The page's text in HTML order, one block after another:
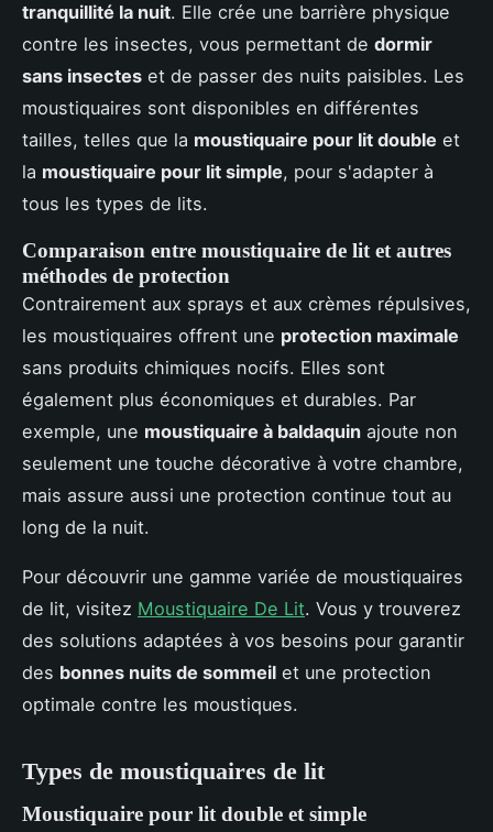
tranquillité la nuit. Elle crée une barrière physique
contre les insectes, vous permettant de dormir
sans insectes et de passer des nuits paisibles. Les
moustiquaires sont disponibles en différentes
tailles, telles que la moustiquaire pour lit double et
la moustiquaire pour lit simple, pour s'adapter à
tous les types de lits.
Comparaison entre moustiquaire de lit et autres
méthodes de protection
Contrairement aux sprays et aux crèmes répulsives,
les moustiquaires offrent une protection maximale
sans produits chimiques nocifs. Elles sont
également plus économiques et durables. Par
exemple, une moustiquaire à baldaquin ajoute non
seulement une touche décorative à votre chambre,
mais assure aussi une protection continue tout au
long de la nuit.
Pour découvrir une gamme variée de moustiquaires
de lit, visitez Moustiquaire De Lit. Vous y trouverez
des solutions adaptées à vos besoins pour garantir
des bonnes nuits de sommeil et une protection
optimale contre les moustiques.
Types de moustiquaires de lit
Moustiquaire pour lit double et simple